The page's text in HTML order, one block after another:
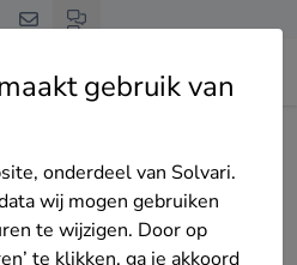
gebruik van
onderdeel van Solvari.
wij mogen gebruiken
te wijzigen. Door op
te klikken, ga je akkoord